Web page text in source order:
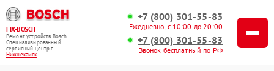
FIX-BOSCH
Ремонт устройств Bosch
Специализированный
cервисный центр г.
Нижнекамск
+7 (800) 301-55-83
Ежедневно, с 10:00 до 20:00
+7 (800) 301-55-83
Звонок бесплатный по РФ